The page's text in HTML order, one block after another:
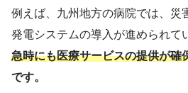
例えば、九州地方の病院では、災
発電システムの導入が進められて
急時にも医療サービスの提供が確
です。